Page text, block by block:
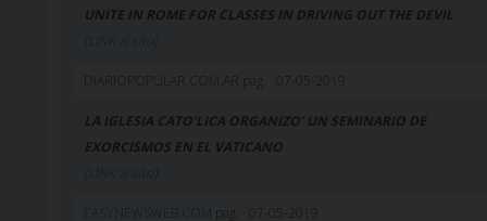
UNITE IN ROME FOR CLASSES IN DRIVING OUT THE DEVIL
[LINK al sito]
DIARIOPOPULAR.COM.AR pag. · 07-05-2019
LA IGLESIA CATO’LICA ORGANIZO’ UN SEMINARIO DE
EXORCISMOS EN EL VATICANO
[LINK al sito]
EASYNEWSWEB.COM pag. · 07-05-2019